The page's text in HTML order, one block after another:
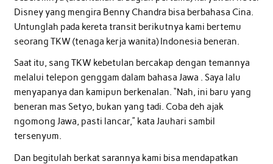
Disney yang mengira Benny Chandra bisa berbahasa Cina.
Untunglah pada kereta transit berikutnya kami bertemu
seorang TKW (tenaga kerja wanita) Indonesia beneran.
Saat itu, sang TKW kebetulan bercakap dengan temannya
melalui telepon genggam dalam bahasa Jawa . Saya lalu
menyapanya dan kamipun berkenalan. “Nah, ini baru yang
beneran mas Setyo, bukan yang tadi. Coba deh ajak
ngomong Jawa, pasti lancar,” kata Jauhari sambil
tersenyum.
Dan begitulah berkat sarannya kami bisa mendapatkan